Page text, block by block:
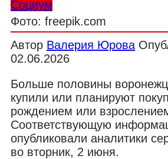
Социум
Фото: freepik.com
Автор Валерия Юрова
02.06.2026
Больше половины
купили или планируют
рождением или
Соответствующую
опубликовали аналитики
во вторник, 2 июня.